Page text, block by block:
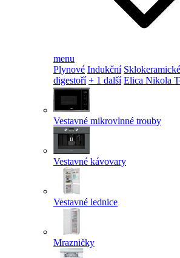
menu
Plynové Indukční Sklokeramické
digestoří + 1 další Elica Nikola
Vestavné mikrovlnné trouby
Vestavné kávovary
Vestavné lednice
Mrazničky